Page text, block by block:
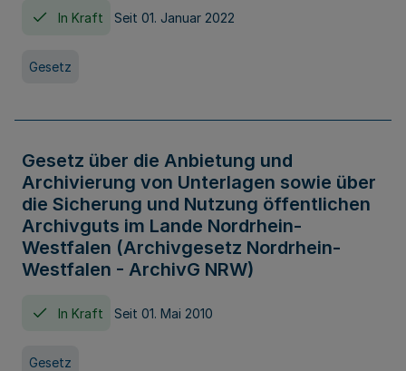
In Kraft Seit 01. Januar 2022
Gesetz
Gesetz über die Anbietung und
Archivierung von Unterlagen sowie über
die Sicherung und Nutzung öffentlichen
Archivguts im Lande Nordrhein-
Westfalen (Archivgesetz Nordrhein-
Westfalen - ArchivG NRW)
In Kraft Seit 01. Mai 2010
Gesetz